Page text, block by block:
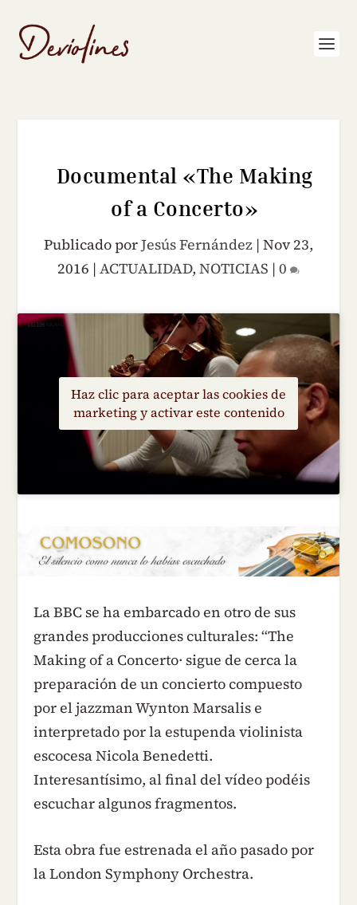
Documental «The Making
of a Concerto»
Publicado porJesús Fernández | Nov 23,
2016 | ACTUALIDAD, NOTICIAS | 0
Haz clic para aceptar las cookies de
marketing y activar este contenido
La BBC se ha embarcado en otro de sus
grandes producciones culturales: “The
Making of a Concerto· sigue de cerca la
preparación de un concierto compuesto
por el jazzman Wynton Marsalis e
interpretado por la estupenda violinista
escocesa Nicola Benedetti.
Interesantísimo, al final del vídeo podéis
escuchar algunos fragmentos.
Esta obra fue estrenada el año pasado por
la London Symphony Orchestra.